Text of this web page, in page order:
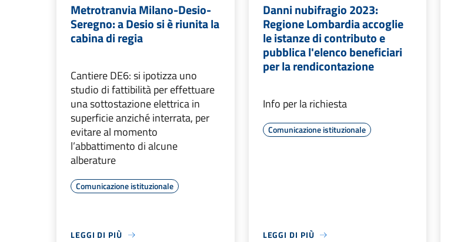
Metrotranvia Milano-Desio-
Seregno: a Desio si è riunita la
cabina di regia
Cantiere DE6: si ipotizza uno
studio di fattibilità per effettuare
una sottostazione elettrica in
superficie anziché interrata, per
evitare al momento
l’abbattimento di alcune
alberature
Comunicazione istituzionale
LEGGI DI PIÙ
Danni nubifragio 2023:
Regione Lombardia accoglie
le istanze di contributo e
pubblica l'elenco beneficiari
per la rendicontazione
Info per la richiesta
Comunicazione istituzionale
LEGGI DI PIÙ